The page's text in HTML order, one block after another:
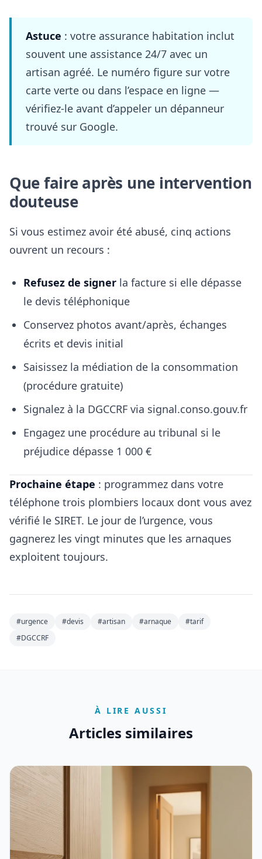
Astuce : votre assurance habitation inclut
souvent une assistance 24/7 avec un
artisan agréé. Le numéro figure sur votre
carte verte ou dans l’espace en ligne —
vérifiez-le avant d’appeler un dépanneur
trouvé sur Google.
Que faire après une intervention
douteuse
Si vous estimez avoir été abusé, cinq actions
ouvrent un recours :
Refusez de signer la facture si elle dépasse
le devis téléphonique
Conservez photos avant/après, échanges
écrits et devis initial
Saisissez la médiation de la consommation
(procédure gratuite)
Signalez à la DGCCRF via signal.conso.gouv.fr
Engagez une procédure au tribunal si le
préjudice dépasse 1 000 €
Prochaine étape : programmez dans votre
téléphone trois plombiers locaux dont vous avez
vérifié le SIRET. Le jour de l’urgence, vous
gagnerez les vingt minutes que les arnaques
exploitent toujours.
Mots-clés
#urgence #devis #artisan #arnaque #tarif
#DGCCRF
À LIRE AUSSI
Articles similaires